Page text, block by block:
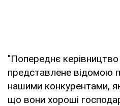
"Попереднє керівництво
представлене відомою
нашими конкурентами,
що вони хороші